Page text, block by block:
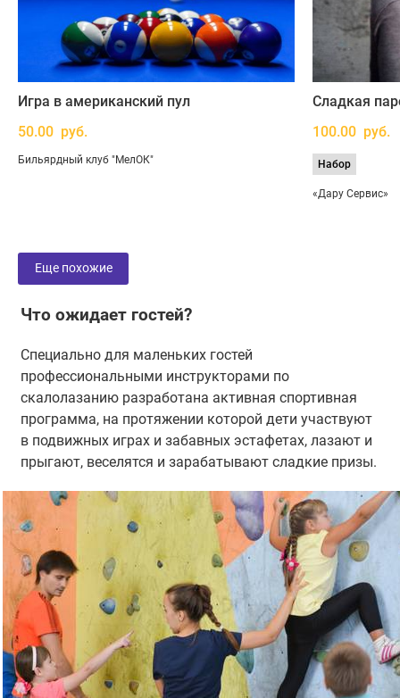
Игра в американский пул
50.00 руб.
Бильярдный клуб "МелОК"
Сладкая
100.00 руб.
Набор
«Дару Сервис»
Еще похожие
Что ожидает гостей?
Специально для маленьких гостей
профессиональными инструкторами по
скалолазанию разработана активная спортивная
программа, на протяжении которой дети участвуют
в подвижных играх и забавных эстафетах, лазают и
прыгают, веселятся и зарабатывают сладкие призы.